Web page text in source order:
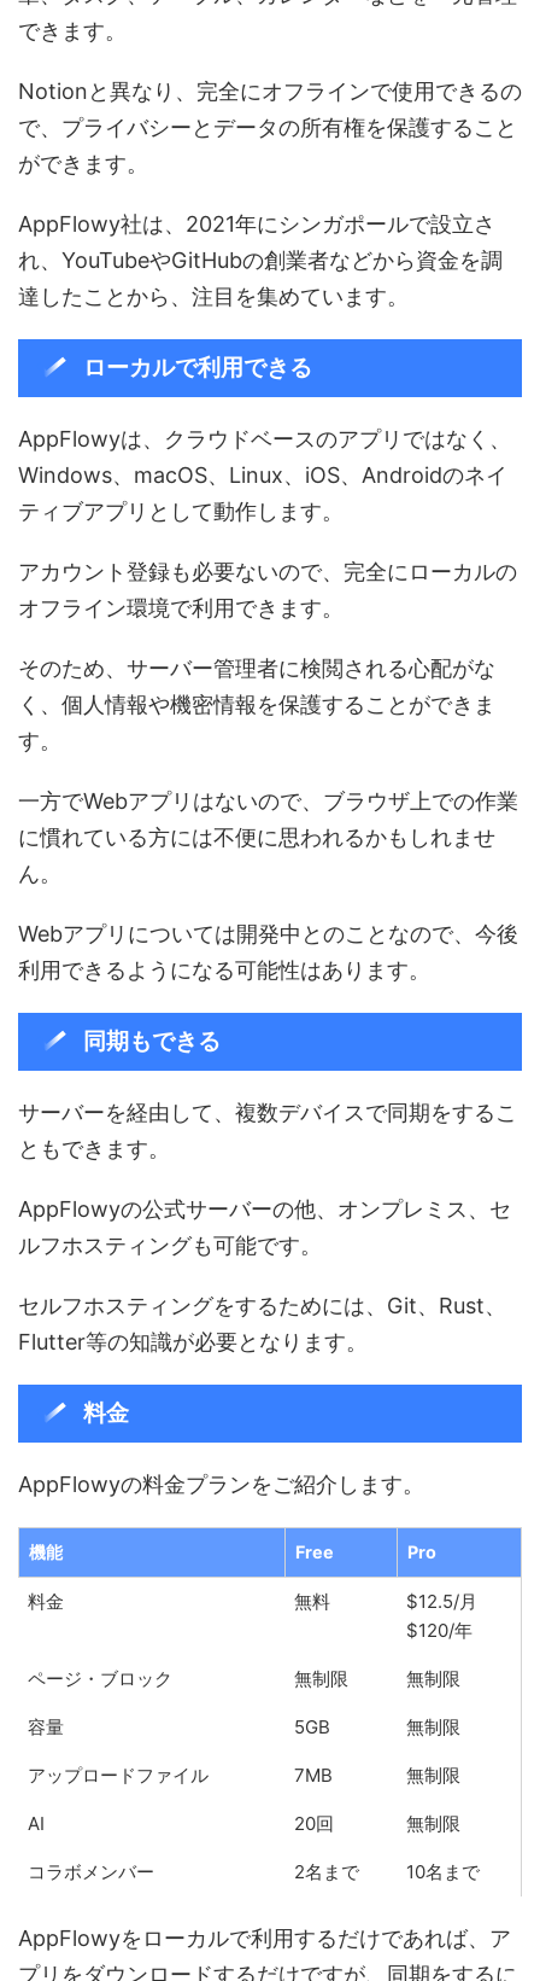
できます。
Notionと異なり、完全にオフラインで使用できるの
で、プライバシーとデータの所有権を保護すること
ができます。
AppFlowy社は、2021年にシンガポールで設立さ
れ、YouTubeやGitHubの創業者などから資金を調
達したことから、注目を集めています。
ローカルで利用できる
AppFlowyは、クラウドベースのアプリではなく、
Windows、macOS、Linux、iOS、Androidのネイ
ティブアプリとして動作します。
アカウント登録も必要ないので、完全にローカルの
オフライン環境で利用できます。
そのため、サーバー管理者に検閲される心配がな
く、個人情報や機密情報を保護することができま
す。
一方でWebアプリはないので、ブラウザ上での作業
に慣れている方には不便に思われるかもしれませ
ん。
Webアプリについては開発中とのことなので、今後
利用できるようになる可能性はあります。
同期もできる
サーバーを経由して、複数デバイスで同期をするこ
ともできます。
AppFlowyの公式サーバーの他、オンプレミス、セ
ルフホスティングも可能です。
セルフホスティングをするためには、Git、Rust、
Flutter等の知識が必要となります。
料金
AppFlowyの料金プランをご紹介します。
機能 Free Pro
料金 無料
$12.5/月
$120/年
ページ・ブロック 無制限 無制限
容量 5GB 無制限
アップロードファイル 7MB 無制限
AI 20回 無制限
コラボメンバー 2名まで 10名まで
AppFlowyをローカルで利用するだけであれば、ア
プリをダウンロードするだけですが、同期をするに